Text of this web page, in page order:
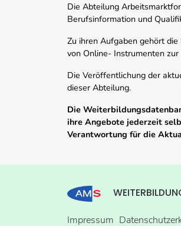
Die Abteilung
Berufsinformation und
Zu ihren Aufgaben gehört
von Online- Instrumenten
Die Veröffentlichung der
dieser Abteilung.
Die
ihre Angebote jederzeit
Verantwortung für die
Impressum